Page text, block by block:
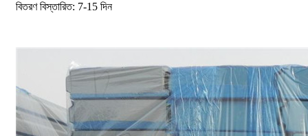
বিতরণ বিস্তারিত: 7-15 দিন